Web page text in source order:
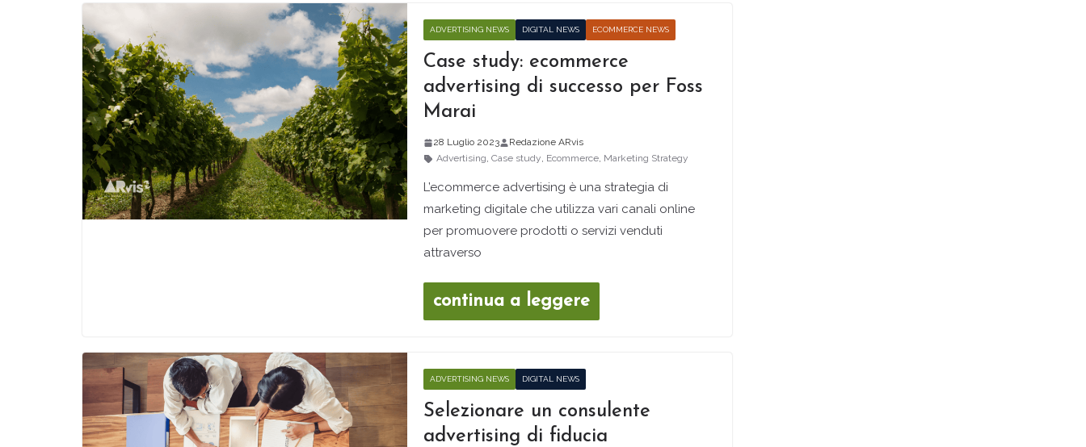
ADVERTISING NEWS DIGITAL NEWS ECOMMERCE NEWS
Case study: ecommerce
advertising di successo per Foss
Marai
28 Luglio 2023
Redazione ARvis
Advertising,Case study, Ecommerce, Marketing Strategy
L’ecommerce advertising è una strategia di
marketing digitale che utilizza vari canali online
per promuovere prodotti o servizi venduti
attraverso
continua a leggere
ADVERTISING NEWS DIGITAL NEWS
Selezionare un consulente
advertising di fiducia